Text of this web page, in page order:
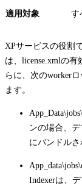
適用対象 す
XPサービスの役割
は、 license.xmlの有
らに、次のworker
ます。
ンの場合、
にバンドルさ
Indexerは、